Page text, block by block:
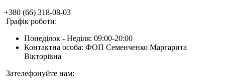
+380 (66) 318-08-03
Графік роботи:
Понеділок - Неділя: 09:00-20:00
Контактна особа: ФОП Семенченко Маргарита
Вікторівна
Зателефонуйте нам: